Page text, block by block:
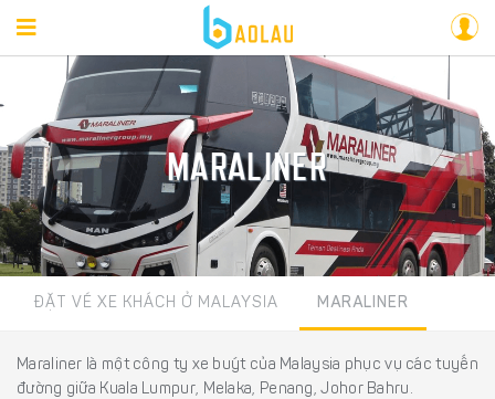
MARALINER
ĐẶT VÉ XE KHÁCH Ở MALAYSIA MARALINER
Maraliner là một công ty xe buýt của Malaysia phục vụ các tuyến
đường giữa Kuala Lumpur, Melaka, Penang, Johor Bahru.